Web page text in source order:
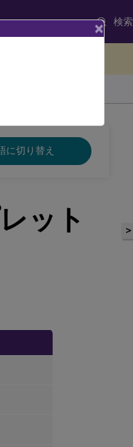
検索
に切り替え
ット >
×